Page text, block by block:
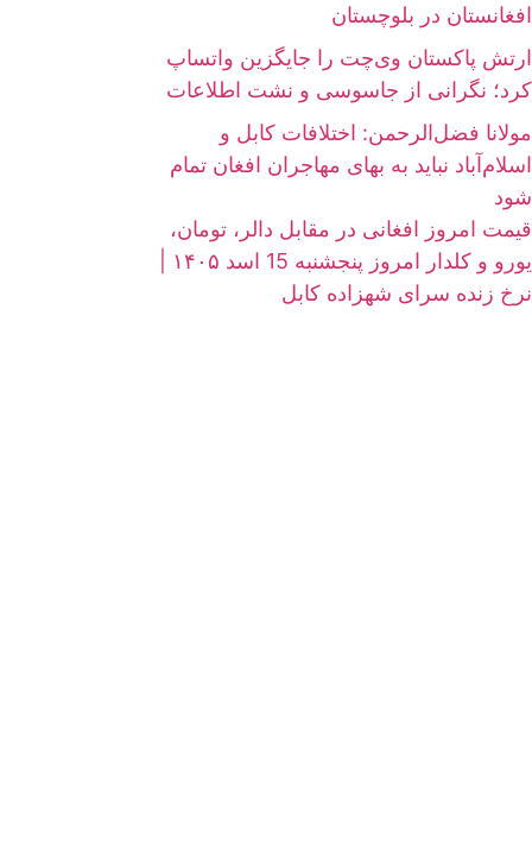
افغانستان در بلوچستان
ارتش پاکستان وی‌چت را جایگزین واتساپ
کرد؛ نگرانی از جاسوسی و نشت اطلاعات
مولانا فضل‌الرحمن: اختلافات کابل و
اسلام‌آباد نباید به بهای مهاجران افغان تمام
شود
قیمت امروز افغانی در مقابل دالر، تومان،
نرخ زنده سرای شهزاده کابل